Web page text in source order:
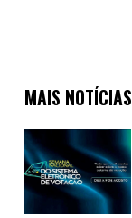
MAIS NOTÍCIAS